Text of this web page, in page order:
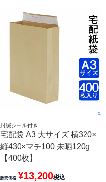
封緘シール付き
宅配袋 A3 大サイズ 横320×
縦430×マチ100 未晒120g
【400枚】
販売価格 ¥13,200税込